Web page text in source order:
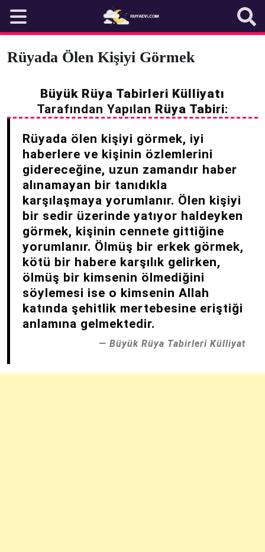
content
Rüyada Ölen Kişiyi Görmek
Büyük Rüya Tabirleri Külliyatı
Tarafından Yapılan Rüya Tabiri:
Rüyada ölen kişiyi görmek, iyi
haberlere ve kişinin özlemlerini
gidereceğine, uzun zamandır haber
alınamayan bir tanıdıkla
karşılaşmaya yorumlanır. Ölen kişiyi
bir sedir üzerinde yatıyor haldeyken
görmek, kişinin cennete gittiğine
yorumlanır. Ölmüş bir erkek görmek,
kötü bir habere karşılık gelirken,
ölmüş bir kimsenin ölmediğini
söylemesi ise o kimsenin Allah
katında şehitlik mertebesine eriştiği
anlamına gelmektedir.
Büyük Rüya Tabirleri Külliyat